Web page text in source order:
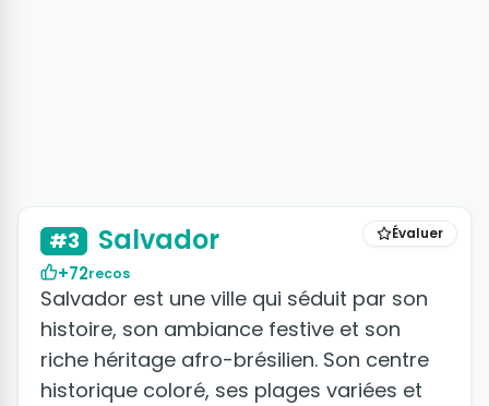
Évaluer
#3 Salvador
+72recos
Salvador est une ville qui séduit par son
histoire, son ambiance festive et son
riche héritage afro-brésilien. Son centre
historique coloré, ses plages variées et